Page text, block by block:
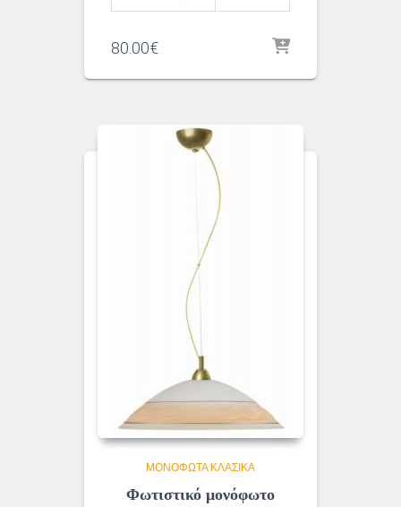
80.00€
ΜΟΝΌΦΩΤΑ ΚΛΑΣΙΚΆ
Φωτιστικό μονόφωτο